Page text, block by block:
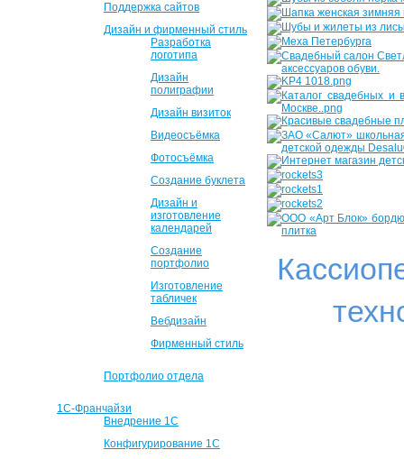
Поддержка сайтов
Дизайн и фирменный стиль
Разработка
логотипа
Дизайн
полиграфии
Дизайн визиток
Видеосъёмка
Фотосъёмка
Создание буклета
Дизайн и
изготовление
календарей
Создание
портфолио
Изготовление
табличек
Вебдизайн
Фирменный стиль
Портфолио отдела
1С-Франчайзи
Внедрение 1С
Конфигурирование 1С